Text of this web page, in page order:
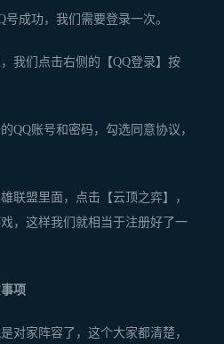
成功，我们需要登录一次。
们点击右侧的【QQ登录】按
账号和密码，勾选同意协议，
盟里面，点击【云顶之弈】，
，这样我们就相当于注册好了一
项
家阵容了，这个大家都清楚，